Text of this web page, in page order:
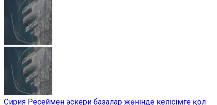
Сирия Ресеймен әскери базалар жөнінде келісімге қол